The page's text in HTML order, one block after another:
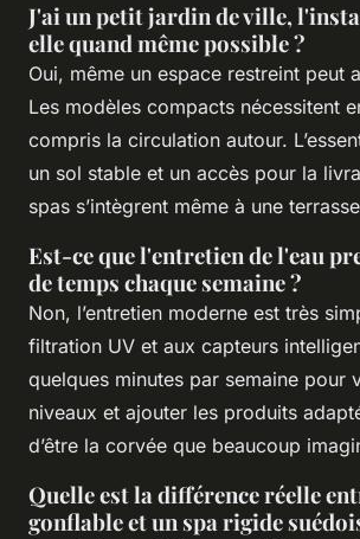
J'ai un petit jardin de ville,
elle quand même possible ?
Oui, même un espace restreint peut
Les modèles compacts nécessitent
compris la circulation autour.
un sol stable et un accès pour la
spas s’intègrent même à une
Est-ce que l'entretien de l'eau
de temps chaque semaine ?
Non, l’entretien moderne est très
filtration UV et aux capteurs
quelques minutes par semaine pour
niveaux et ajouter les produits
d’être la corvée que beaucoup
Quelle est la différence réelle
gonflable et un spa rigide